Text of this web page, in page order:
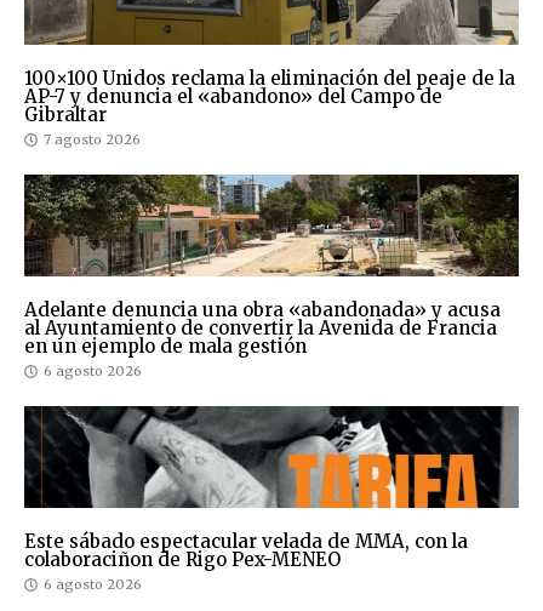
100×100 Unidos reclama la eliminación del peaje de la
AP-7 y denuncia el «abandono» del Campo de
Gibraltar
7 agosto 2026
Adelante denuncia una obra «abandonada» y acusa
al Ayuntamiento de convertir la Avenida de Francia
en un ejemplo de mala gestión
6 agosto 2026
Este sábado espectacular velada de MMA, con la
colaboraciñon de Rigo Pex-MENEO
6 agosto 2026